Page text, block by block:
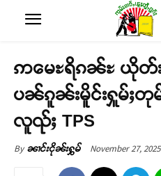
ဢမေႊရိၵၼ်ႊ ယိုတ်
ပၼ်ၵူၼ်းမိူင်းႁူမ်ႈတု
လူၺ်ႈ TPS
By ၼၢင်းငိုၼ်းႁွမ် November 27, 2025